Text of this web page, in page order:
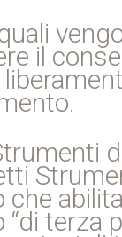
il
terza